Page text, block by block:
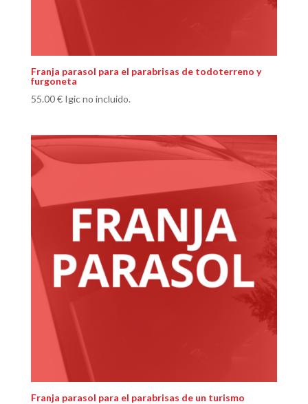
Franja parasol para el parabrisas de todoterreno y
furgoneta
55.00€ Igic no incluido.
Franja parasol para el parabrisas de un turismo